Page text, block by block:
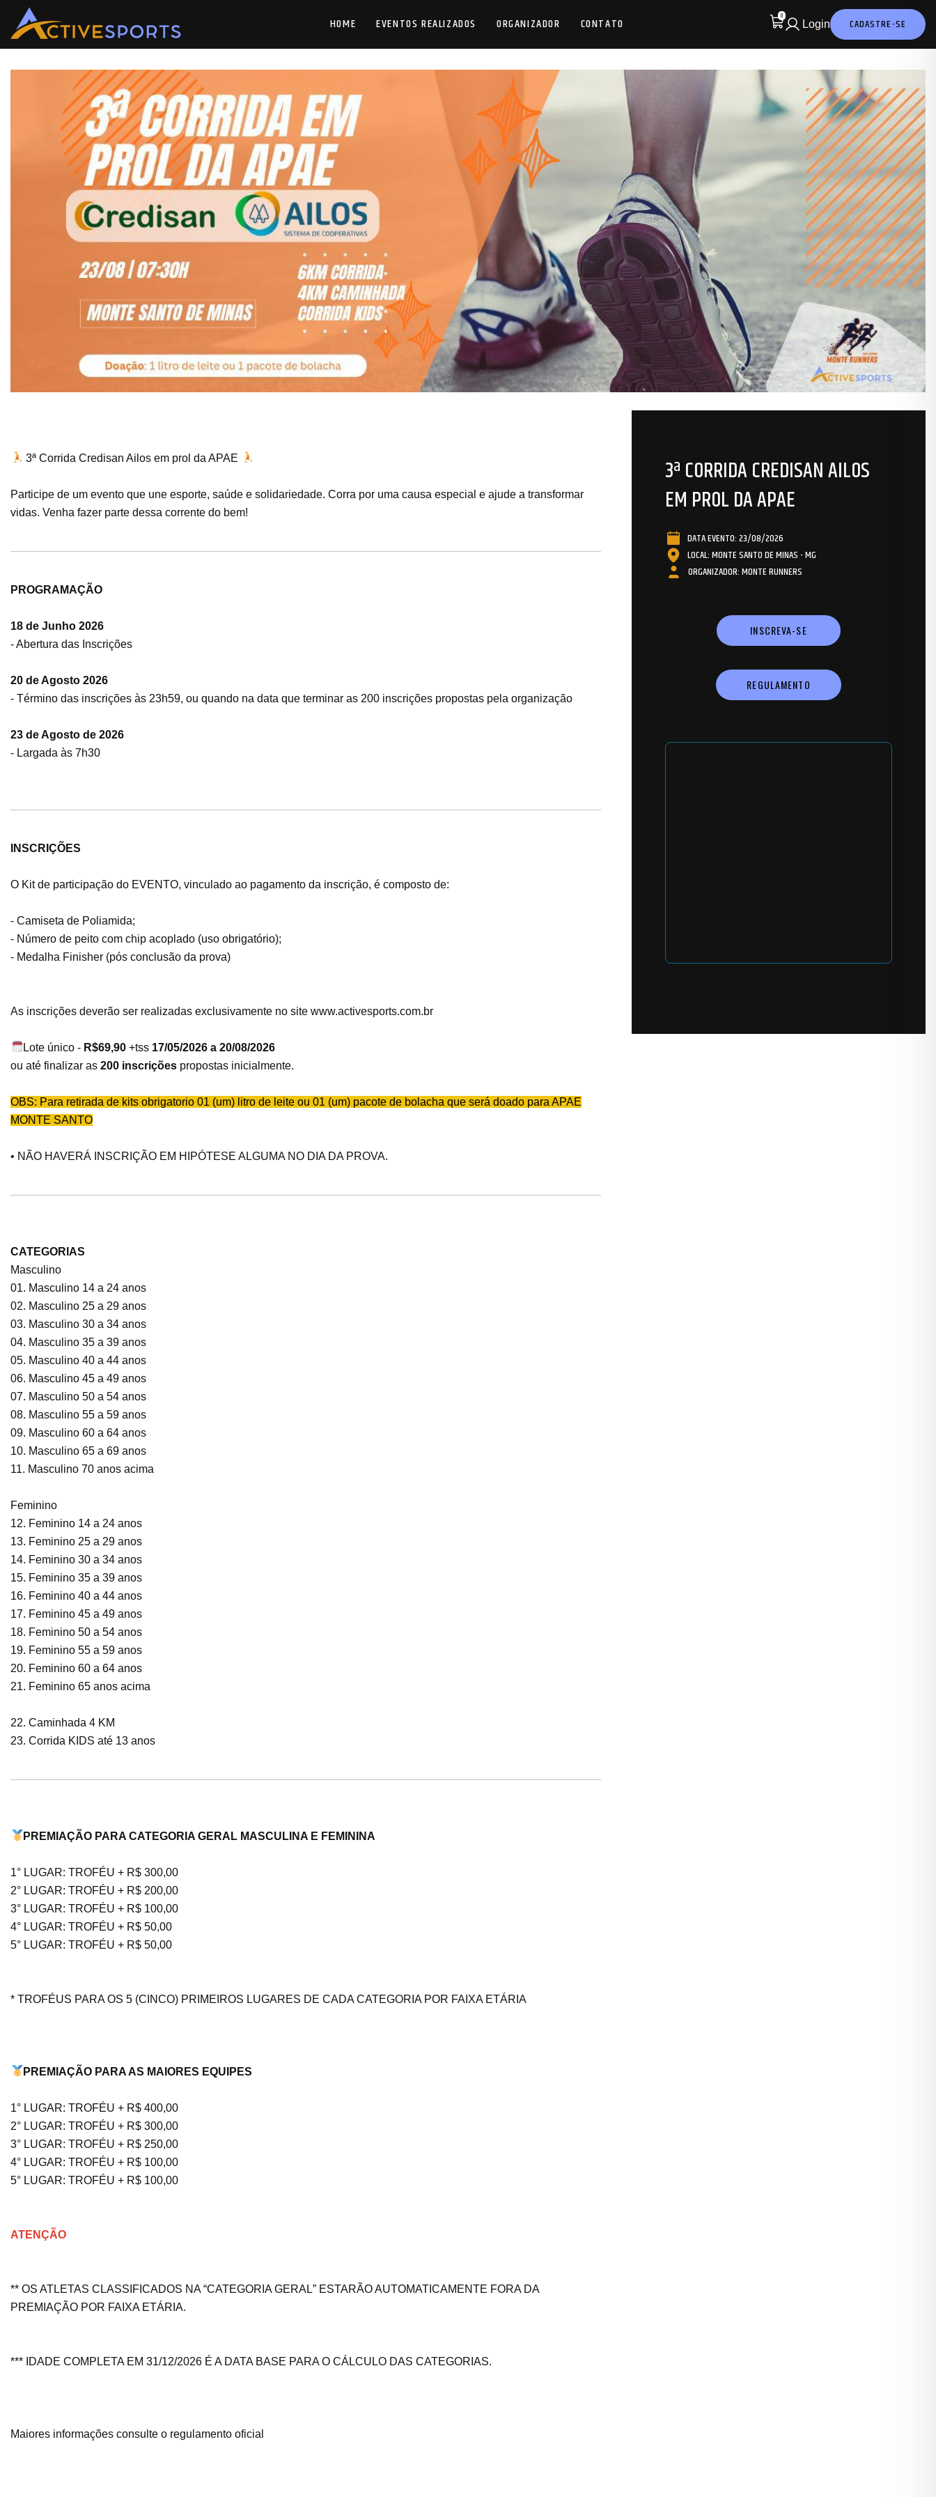
HOME EVENTOS REALIZADOS ORGANIZADOR CONTATO 0
Login CADASTRE-SE
3ª Corrida Credisan Ailos em prol da APAE
Participe de um evento que une esporte, saúde e solidariedade. Corra por uma causa especial e ajude a transformar
vidas. Venha fazer parte dessa corrente do bem!
PROGRAMAÇÃO
18 de Junho 2026
- Abertura das Inscrições
20 de Agosto 2026
- Término das inscrições às 23h59, ou quando na data que terminar as 200 inscrições propostas pela organização
23 de Agosto de 2026
- Largada às 7h30
INSCRIÇÕES
O Kit de participação do EVENTO, vinculado ao pagamento da inscrição, é composto de:
- Camiseta de Poliamida;
- Número de peito com chip acoplado (uso obrigatório);
- Medalha Finisher (pós conclusão da prova)
As inscrições deverão ser realizadas exclusivamente no site www.activesports.com.br
Lote único - R$69,90 +tss 17/05/2026 a 20/08/2026
ou até finalizar as 200 inscrições propostas inicialmente.
OBS: Para retirada de kits obrigatorio 01 (um) litro de leite ou 01 (um) pacote de bolacha que será doado para APAE
MONTE SANTO
• NÃO HAVERÁ INSCRIÇÃO EM HIPÓTESE ALGUMA NO DIA DA PROVA.
CATEGORIAS
Masculino
01. Masculino 14 a 24 anos
02. Masculino 25 a 29 anos
03. Masculino 30 a 34 anos
04. Masculino 35 a 39 anos
05. Masculino 40 a 44 anos
06. Masculino 45 a 49 anos
07. Masculino 50 a 54 anos
08. Masculino 55 a 59 anos
09. Masculino 60 a 64 anos
10. Masculino 65 a 69 anos
11. Masculino 70 anos acima
Feminino
12. Feminino 14 a 24 anos
13. Feminino 25 a 29 anos
14. Feminino 30 a 34 anos
15. Feminino 35 a 39 anos
16. Feminino 40 a 44 anos
17. Feminino 45 a 49 anos
18. Feminino 50 a 54 anos
19. Feminino 55 a 59 anos
20. Feminino 60 a 64 anos
21. Feminino 65 anos acima
22. Caminhada 4 KM
23. Corrida KIDS até 13 anos
PREMIAÇÃO PARA CATEGORIA GERAL MASCULINA E FEMININA
1° LUGAR: TROFÉU + R$ 300,00
2° LUGAR: TROFÉU + R$ 200,00
3° LUGAR: TROFÉU + R$ 100,00
4° LUGAR: TROFÉU + R$ 50,00
5° LUGAR: TROFÉU + R$ 50,00
* TROFÉUS PARA OS 5 (CINCO) PRIMEIROS LUGARES DE CADA CATEGORIA POR FAIXA ETÁRIA
PREMIAÇÃO PARA AS MAIORES EQUIPES
1° LUGAR: TROFÉU + R$ 400,00
2° LUGAR: TROFÉU + R$ 300,00
3° LUGAR: TROFÉU + R$ 250,00
4° LUGAR: TROFÉU + R$ 100,00
5° LUGAR: TROFÉU + R$ 100,00
ATENÇÃO
** OS ATLETAS CLASSIFICADOS NA “CATEGORIA GERAL” ESTARÃO AUTOMATICAMENTE FORA DA
PREMIAÇÃO POR FAIXA ETÁRIA.
*** IDADE COMPLETA EM 31/12/2026 É A DATA BASE PARA O CÁLCULO DAS CATEGORIAS.
Maiores informações consulte o regulamento oficial
3ª CORRIDA CREDISAN AILOS
EM PROL DA APAE
DATA EVENTO: 23/08/2026
LOCAL: MONTE SANTO DE MINAS - MG
ORGANIZADOR: MONTE RUNNERS
INSCREVA-SE
REGULAMENTO